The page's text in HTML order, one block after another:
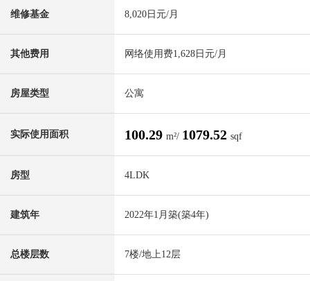
维修基金 8,020日元/月
其他费用 网络使用费1,628日元/月
房屋类型 公寓
实际使用面积 100.29 m²/ 1079.52 sqf
房型 4LDK
建筑年 2022年1月築(築4年)
总楼层数 7楼/地上12层